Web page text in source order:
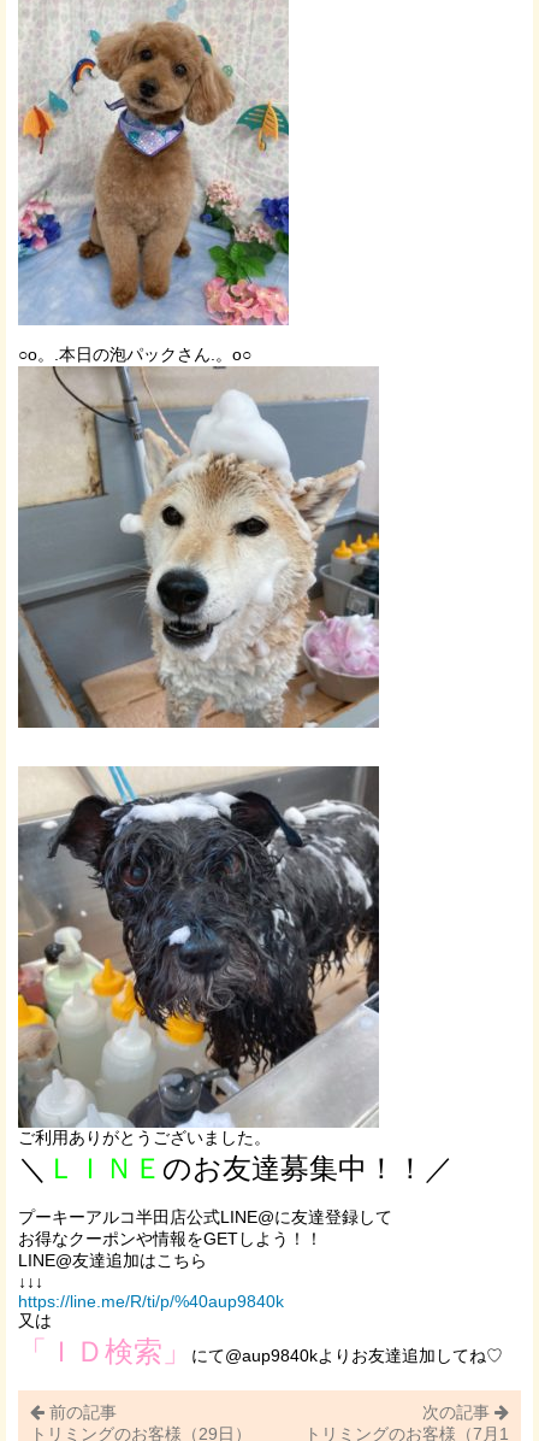
○o。.本日の泡パックさん.。o○
ご利用ありがとうございました。
＼ ＬＩＮＥ のお友達募集中！！／
プーキーアルコ半田店公式LINE@に友達登録して
お得なクーポンや情報をGETしよう！！
LINE@友達追加はこちら
↓↓↓
https://line.me/R/ti/p/%40aup9840k
又は
「ＩＤ検索」 にて@aup9840kよりお友達追加してね♡
前の記事
トリミングのお客様（29日）
次の記事
トリミングのお客様（7月1